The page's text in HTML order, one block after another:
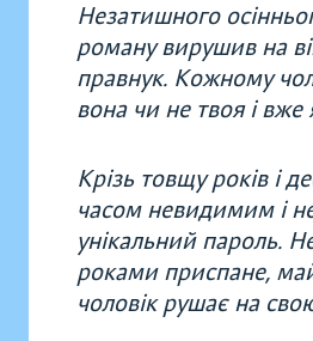
Незатишного
роману вирушив на
правнук. Кожному
вона чи не твоя і
Крізь товщу років і
часом невидимим і
унікальний пароль.
роками приспане,
чоловік рушає на